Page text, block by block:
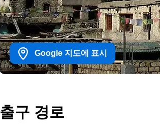
Google 지도에 표시
출구 경로